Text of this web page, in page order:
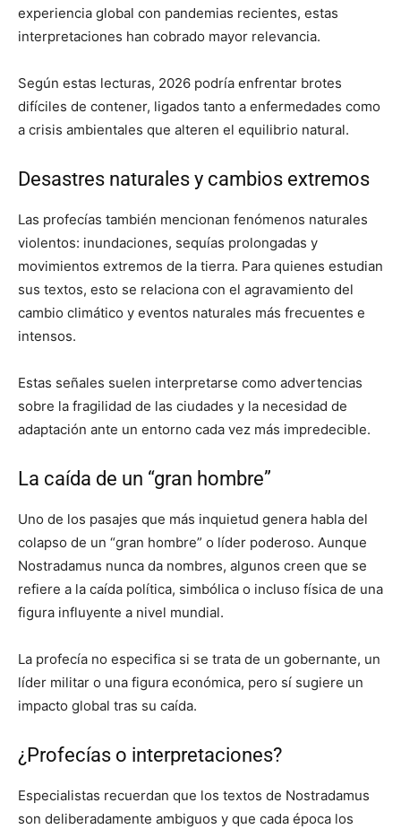
experiencia global con pandemias recientes, estas
interpretaciones han cobrado mayor relevancia.
Según estas lecturas, 2026 podría enfrentar brotes
difíciles de contener, ligados tanto a enfermedades como
a crisis ambientales que alteren el equilibrio natural.
Desastres naturales y cambios extremos
Las profecías también mencionan fenómenos naturales
violentos: inundaciones, sequías prolongadas y
movimientos extremos de la tierra. Para quienes estudian
sus textos, esto se relaciona con el agravamiento del
cambio climático y eventos naturales más frecuentes e
intensos.
Estas señales suelen interpretarse como advertencias
sobre la fragilidad de las ciudades y la necesidad de
adaptación ante un entorno cada vez más impredecible.
La caída de un “gran hombre”
Uno de los pasajes que más inquietud genera habla del
colapso de un “gran hombre” o líder poderoso. Aunque
Nostradamus nunca da nombres, algunos creen que se
refiere a la caída política, simbólica o incluso física de una
figura influyente a nivel mundial.
La profecía no especifica si se trata de un gobernante, un
líder militar o una figura económica, pero sí sugiere un
impacto global tras su caída.
¿Profecías o interpretaciones?
Especialistas recuerdan que los textos de Nostradamus
son deliberadamente ambiguos y que cada época los